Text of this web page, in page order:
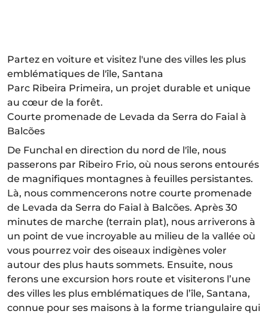
Partez en voiture et visitez l'une des villes les plus
emblématiques de l'île, Santana
Parc Ribeira Primeira, un projet durable et unique
au cœur de la forêt.
Courte promenade de Levada da Serra do Faial à
Balcões
De Funchal en direction du nord de l'île, nous
passerons par Ribeiro Frio, où nous serons entourés
de magnifiques montagnes à feuilles persistantes.
Là, nous commencerons notre courte promenade
de Levada da Serra do Faial à Balcões. Après 30
minutes de marche (terrain plat), nous arriverons à
un point de vue incroyable au milieu de la vallée où
vous pourrez voir des oiseaux indigènes voler
autour des plus hauts sommets. Ensuite, nous
ferons une excursion hors route et visiterons l’une
des villes les plus emblématiques de l’île, Santana,
connue pour ses maisons à la forme triangulaire qui